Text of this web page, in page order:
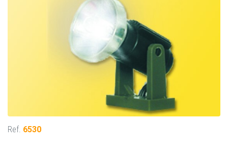
Ref. 6530